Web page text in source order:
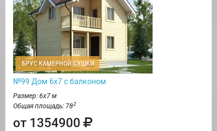
БРУС КАМЕРНОЙ СУШКИ
№99 Дом 6х7 с балконом
Размер: 6х7 м
Общая площадь: 782
от 1354900